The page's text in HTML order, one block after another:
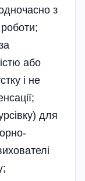
з
або
і не
для